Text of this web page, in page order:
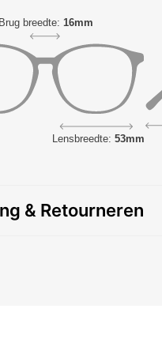
Brug breedte: 16mm
Lensbreedte: 53mm
& Retourneren